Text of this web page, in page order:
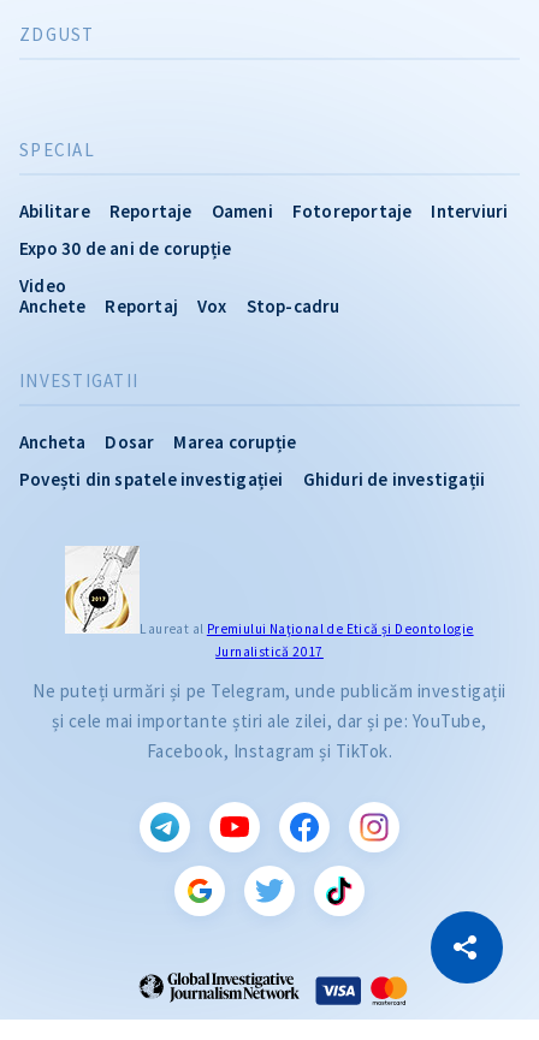
Copiază Link
INVESTIGATII
Ancheta Dosar
Marea corupție
Povești din spatele investigației
Ghiduri de investigații
SPECIAL
Abilitare Reportaje Oameni Fotoreportaje
Interviuri
Expo 30 de ani de corupție
Video
Anchete
Reportaj Vox Stop-cadru
ZDGUST
Laureat al Premiului Naţional de Etică și Deontologie
Jurnalistică 2017
Ne puteți urmări și pe Telegram, unde publicăm investigații
și cele mai importante știri ale zilei, dar și pe: YouTube,
Facebook, Instagram și TikTok.